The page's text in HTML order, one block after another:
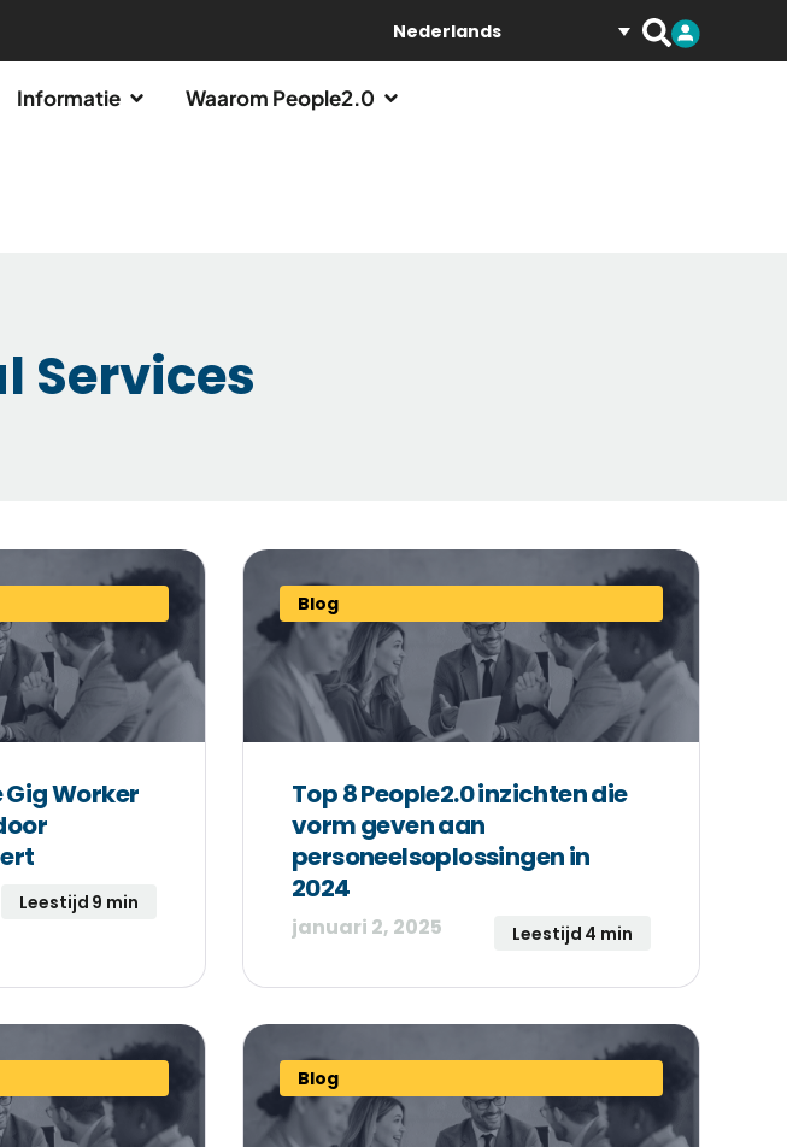
Nederlands
Informatie
Waarom People2.0
Services
Gig Worker
Leestijd 9 min
Blog
Top 8 People2.0 inzichten die
vorm geven aan
personeelsoplossingen in
2024
januari 2, 2025 Leestijd 4 min
Blog